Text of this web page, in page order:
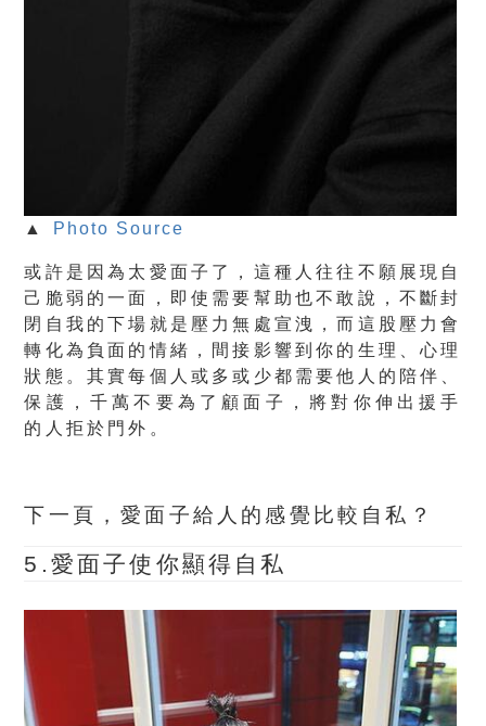
▲ Photo Source
或許是因為太愛面子了，這種人往往 不願展現自
己脆弱的一面
，即使需要幫助也不敢說，不斷封
閉自我的下場就是壓力無處宣洩，而這股壓力會
轉化為負面的情緒，間接影響到你的生理、心理
狀態。其實每個人或多或少都需要他人的陪伴、
保護，千萬不要為了 顧面子
，將對你伸出援手
的人 拒於門外 。
下一頁，愛面子給人的感覺比較自私？
5.愛面子使你顯得自私